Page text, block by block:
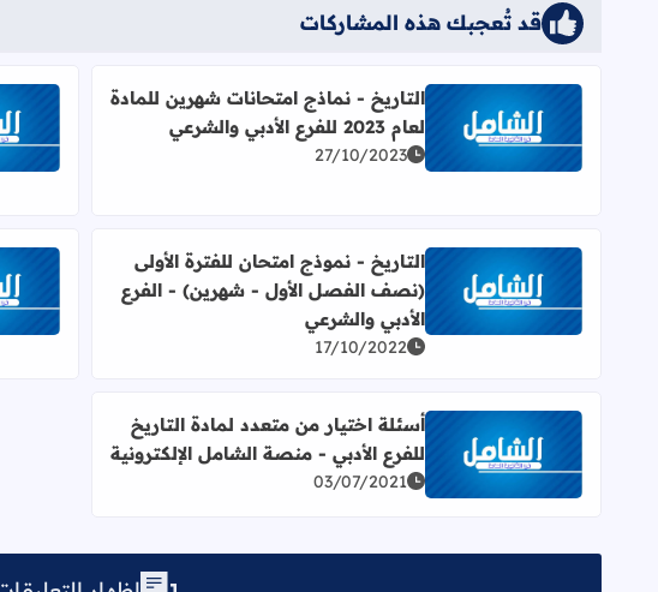
قد تُعجبك هذه المشاركات
اقرأ المزيد عن التاريخ - نماذج امتحانات شهرين للمادة لعام 2023 للفرع الأدبي والشرعي
التاريخ - نماذج امتحانات شهرين للمادة
لعام 2023 للفرع الأدبي والشرعي
27/10/2023
اقرأ المزيد عن التاريخ - نموذج امتحان للفترة الأولى (نصف الفصل
التاريخ - نموذج امتحان للفترة الأولى
(نصف الفصل الأول - شهرين) - الفرع
الأدبي والشرعي
17/10/2022
اقرأ المزيد عن أسئلة اختيار من متعدد لمادة التاريخ للفرع الأدبي - منصة
أسئلة اختيار من متعدد لمادة التاريخ
للفرع الأدبي - منصة الشامل الإلكترونية
03/07/2021